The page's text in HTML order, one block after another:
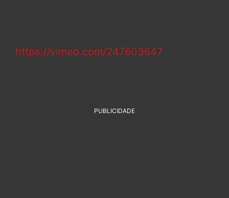
https://vimeo.com/247603647
PUBLICIDADE